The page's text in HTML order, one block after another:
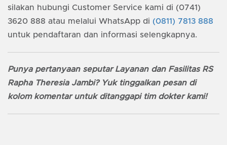
silakan hubungi Customer Service kami di (0741)
3620 888 atau melalui WhatsApp di (0811) 7813 888
untuk pendaftaran dan informasi selengkapnya.
Punya pertanyaan seputar Layanan dan Fasilitas RS
Rapha Theresia Jambi? Yuk tinggalkan pesan di
kolom komentar untuk ditanggapi tim dokter kami!